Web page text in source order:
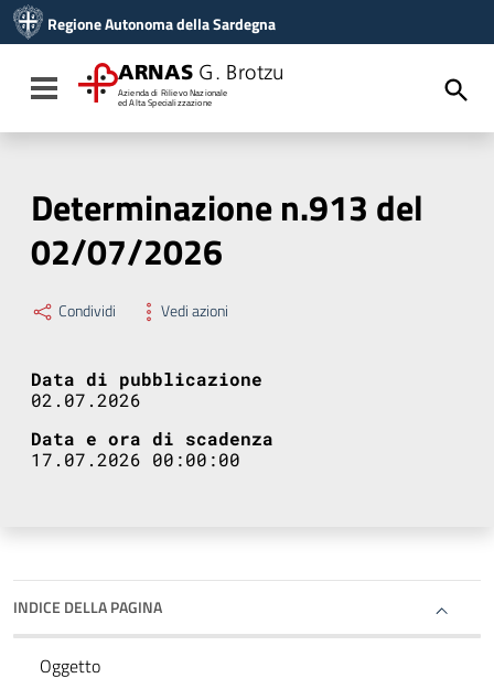
Vai al menu di navigazione
Vai al footer
Regione Autonoma della Sardegna
Toggle navigation
ARNAS G. Brotzu
Azienda di Rilievo Nazionale
ed Alta Specializzazione
Determinazione n.913 del
02/07/2026
Condividi Vedi azioni
Data di pubblicazione
02.07.2026
Data e ora di scadenza
17.07.2026 00:00:00
INDICE DELLA PAGINA
Oggetto